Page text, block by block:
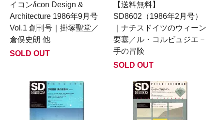
イコン/icon Design &
Architecture 1986年9月号
Vol.1 創刊号｜掛塚聖堂／
倉俣史朗 他
SOLD OUT
【送料無料】
SD8602（1986年2月号）
｜ナチスドイツのウィーン
要塞／ル・コルビュジエ－
手の冒険
SOLD OUT